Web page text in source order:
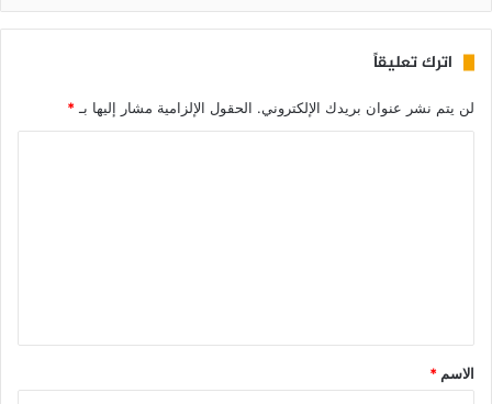
اترك تعليقاً
لن يتم نشر عنوان بريدك الإلكتروني. الحقول الإلزامية مشار إليها بـ *
الاسم *